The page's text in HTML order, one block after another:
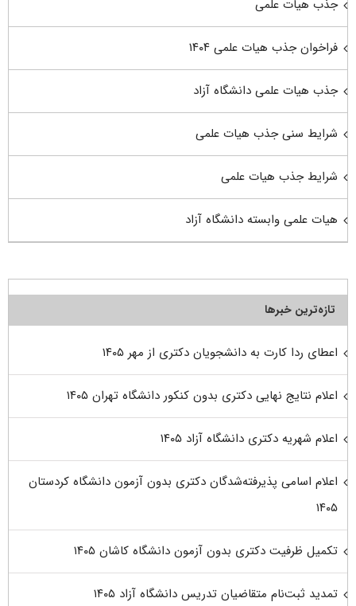
جذب هیات علمی
فراخوان جذب هیات علمی ۱۴۰۴
جذب هیات علمی دانشگاه آزاد
شرایط سنی جذب هیات علمی
شرایط جذب هیات علمی
هیات علمی وابسته دانشگاه آزاد
تازه‌ترین خبرها
اعطای ردا کارت به دانشجویان دکتری از مهر ۱۴۰۵
اعلام نتایج نهایی دکتری بدون کنکور دانشگاه تهران ۱۴۰۵
اعلام شهریه دکتری دانشگاه آزاد ۱۴۰۵
اعلام اسامی پذیرفته‌شدگان دکتری بدون آزمون دانشگاه کردستان
۱۴۰۵
تکمیل ظرفیت دکتری بدون آزمون دانشگاه کاشان ۱۴۰۵
تمدید ثبت‌نام متقاضیان تدریس دانشگاه آزاد ۱۴۰۵